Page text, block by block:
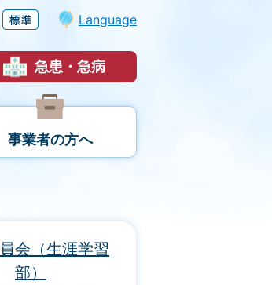
Language
急患・急病
事業者の方へ
会（生涯学習
部）